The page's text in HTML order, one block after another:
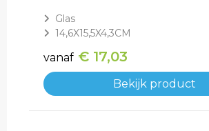
Glas
14,6X15,5X4,3CM
vanaf € 17,03
Bekijk product